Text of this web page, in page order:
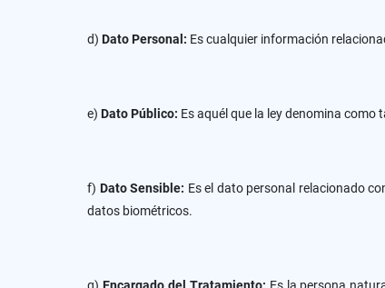
d) Dato Personal: Es cualquier información
e) Dato Público: Es aquél que la ley denomina
f) Dato Sensible: Es el dato personal relacionado
datos biométricos.